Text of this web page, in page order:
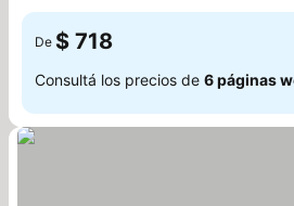
De $ 718
Consultá los precios de 6 páginas